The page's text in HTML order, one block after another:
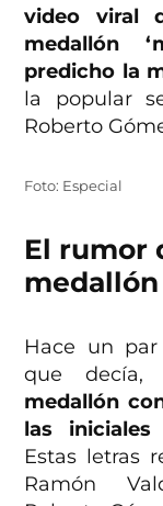
video viral
medallón
predicho la
la popular
Roberto
Foto: Especial
El rumor
Hace un
que decía,
medallón
las iniciales
Estas letras
Ramón